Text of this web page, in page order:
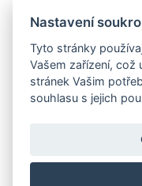
Dopoledne
Odpoledne
Celodenní
Nastavení
Tyto stránky
Vašem zařízení, což
stránek Vašim
souhlasu s jejich